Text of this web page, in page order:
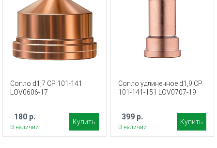
Сопло d1,7 CP 101-141
LOV0606-17
180 р.
В наличии
Купить
Сопло удлиненное d1,9 CP
101-141-151 LOV0707-19
399 р.
В наличии
Купить